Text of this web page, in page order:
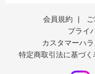
会員規約 |
プライ
カスタマーハ
特定商取引法に基づく